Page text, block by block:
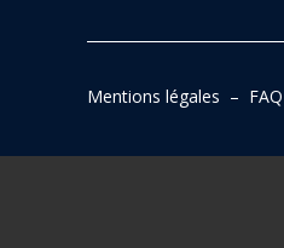
Mentions légales – FAQ